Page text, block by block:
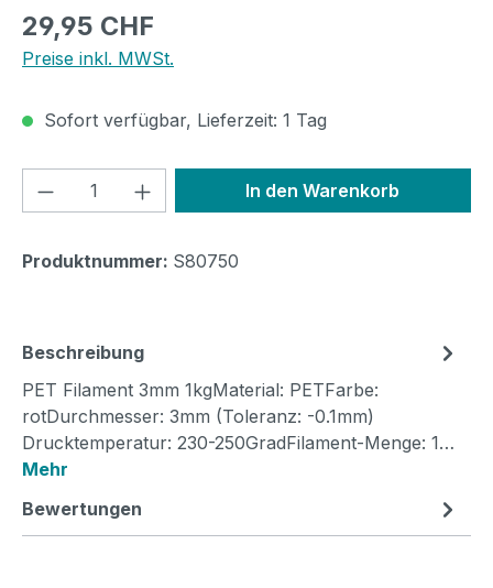
Regulärer Preis:
29,95 CHF
Preise inkl. MWSt.
Sofort verfügbar, Lieferzeit: 1 Tag
Produkt Anzahl: Gib denIn den Warenkorb
Produktnummer: S80750
Beschreibung
PET Filament 3mm 1kgMaterial: PETFarbe:
rotDurchmesser: 3mm (Toleranz: -0.1mm)
Drucktemperatur: 230-250GradFilament-Menge: 1…
Mehr
Bewertungen